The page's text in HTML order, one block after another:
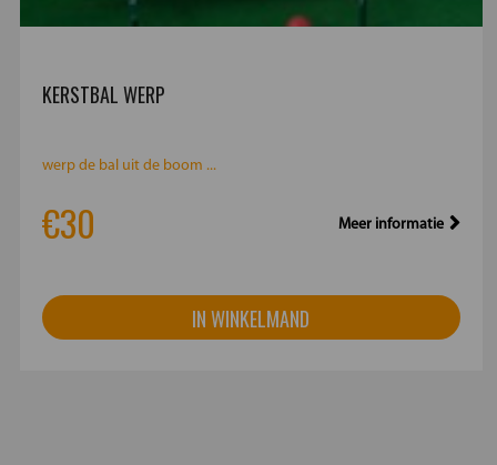
KERSTBAL WERP
werp de bal uit de boom ...
€30 Meer informatie
IN WINKELMAND